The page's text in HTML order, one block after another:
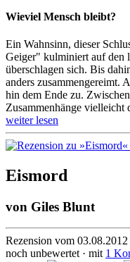
Wieviel Mensch bleibt?
Ein Wahnsinn, dieser
Geiger" kulminiert auf den
überschlagen sich. Bis
anders zusammengereimt.
hin dem Ende zu.
Zusammenhänge vielleicht
weiter lesen
Eismord
von Giles Blunt
Rezension vom 03.08.2012
noch unbewertet · mit 1